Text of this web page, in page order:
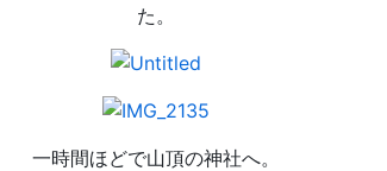
た。
一時間ほどで山頂の神社へ。